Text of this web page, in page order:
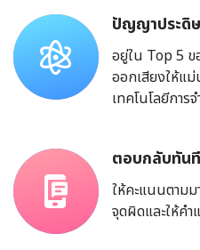
ปัญญาประดิ
อยู่ใน Top 5
ออกเสียงให้แ
เทคโนโลยีการ
ตอบกลับทันที
ให้คะแนนตาม
จุดผิดและให้คำ